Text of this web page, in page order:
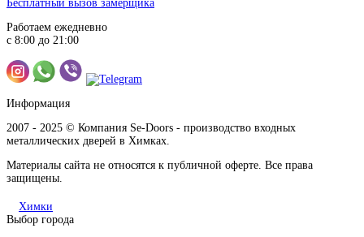
Бесплатный вызов замерщика
Работаем ежедневно
с 8:00 до 21:00
Информация
2007 - 2025 © Компания Se-Doors - производство входных
металлических дверей в Химках.
Материалы сайта не относятся к публичной оферте. Все права
защищены.
Химки
Выбор города